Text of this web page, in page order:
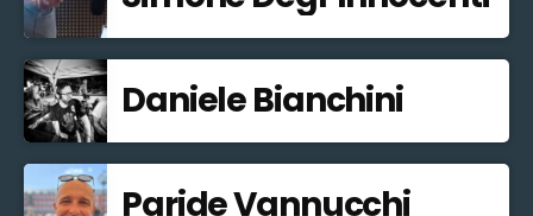
Daniele Bianchini
Paride Vannucchi